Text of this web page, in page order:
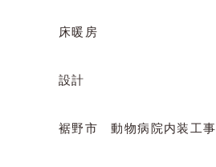
床暖房
設計
裾野市 動物病院内装工事